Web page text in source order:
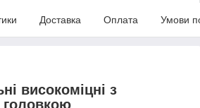
Доставка Оплата Умови
високоміцні з